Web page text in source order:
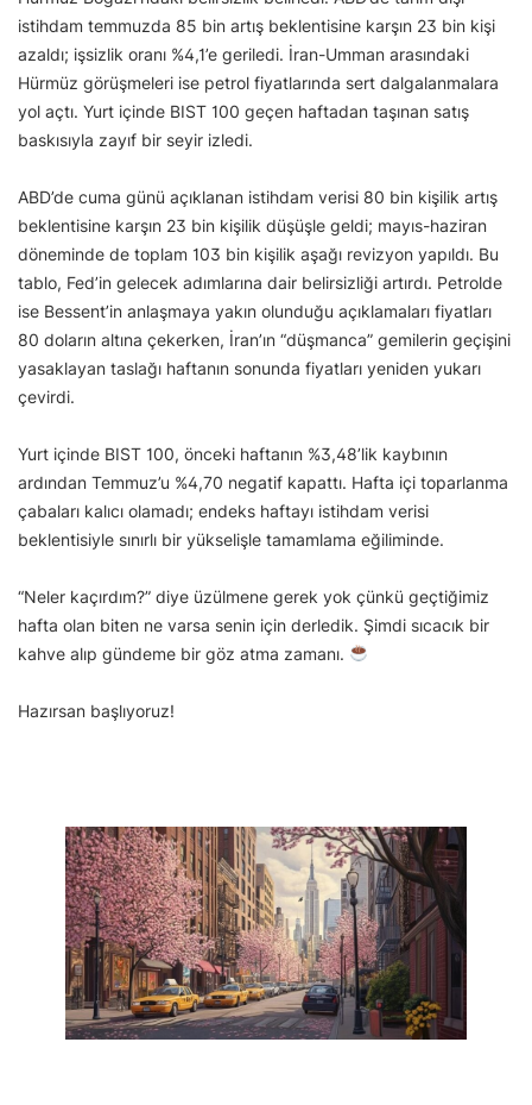
istihdam temmuzda 85 bin artış beklentisine karşın 23 bin kişi
azaldı; işsizlik oranı %4,1’e geriledi. İran-Umman arasındaki
Hürmüz görüşmeleri ise petrol fiyatlarında sert dalgalanmalara
yol açtı. Yurt içinde BIST 100 geçen haftadan taşınan satış
baskısıyla zayıf bir seyir izledi.
ABD’de cuma günü açıklanan istihdam verisi 80 bin kişilik artış
beklentisine karşın 23 bin kişilik düşüşle geldi; mayıs-haziran
döneminde de toplam 103 bin kişilik aşağı revizyon yapıldı. Bu
tablo, Fed’in gelecek adımlarına dair belirsizliği artırdı. Petrolde
ise Bessent’in anlaşmaya yakın olunduğu açıklamaları fiyatları
80 doların altına çekerken, İran’ın “düşmanca” gemilerin geçişini
yasaklayan taslağı haftanın sonunda fiyatları yeniden yukarı
çevirdi.
Yurt içinde BIST 100, önceki haftanın %3,48’lik kaybının
ardından Temmuz’u %4,70 negatif kapattı. Hafta içi toparlanma
çabaları kalıcı olamadı; endeks haftayı istihdam verisi
beklentisiyle sınırlı bir yükselişle tamamlama eğiliminde.
“Neler kaçırdım?” diye üzülmene gerek yok çünkü geçtiğimiz
hafta olan biten ne varsa senin için derledik. Şimdi sıcacık bir
kahve alıp gündeme bir göz atma zamanı.
Hazırsan başlıyoruz!